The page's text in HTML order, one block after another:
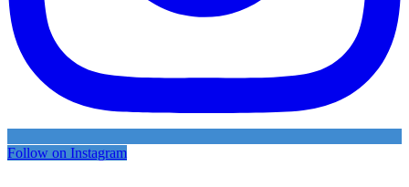
Follow on Instagram